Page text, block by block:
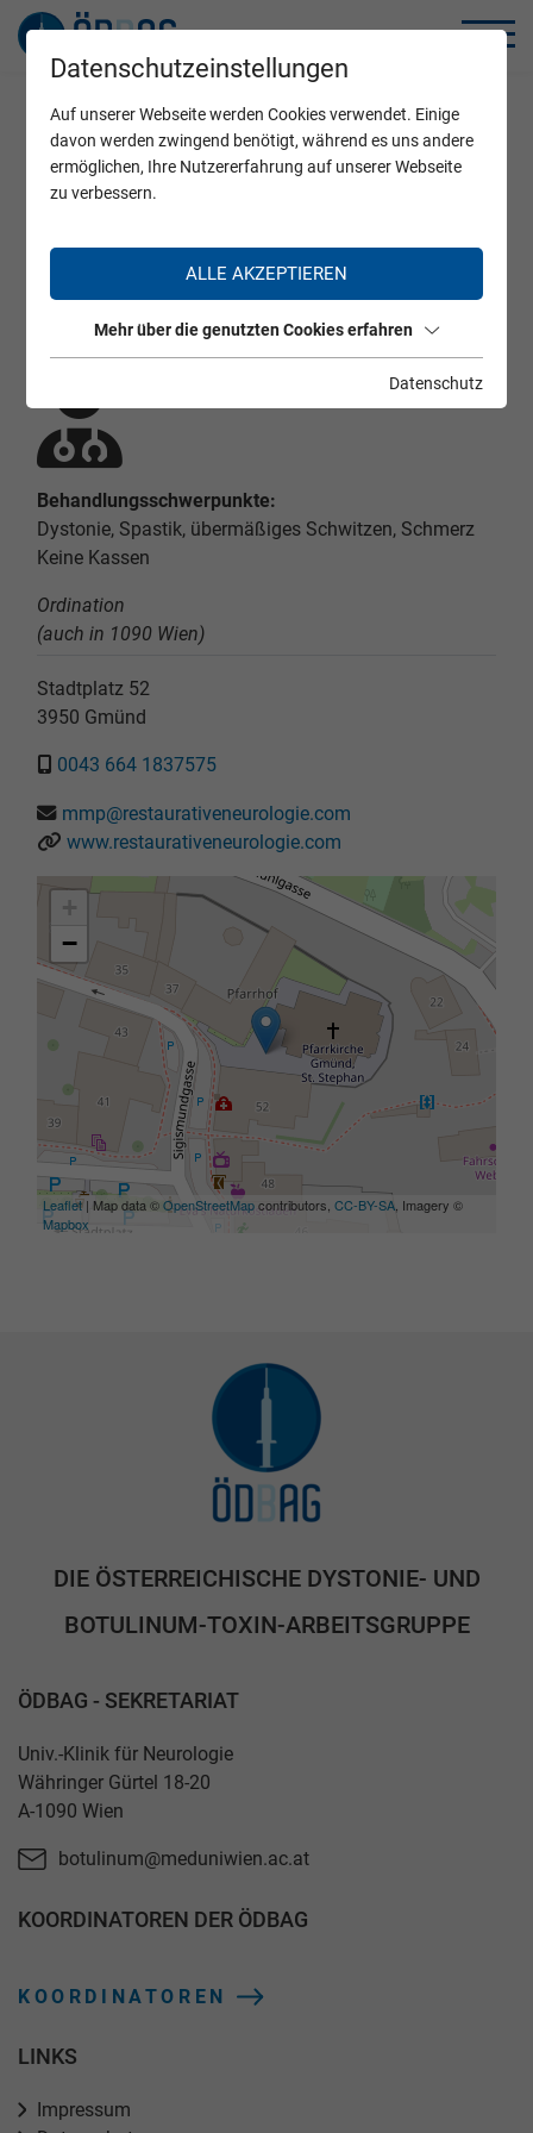
Home Zertifizierte Ärzte
Univ. Prof. Dr. Michaela Pinter
Behandlungsschwerpunkte:
Dystonie, Spastik, übermäßiges Schwitzen, Schmerz
Keine Kassen
Ordination
(auch in 1090 Wien)
Stadtplatz 52
3950 Gmünd
0043 664 1837575
mmp@restaurativeneurologie.com
www.restaurativeneurologie.com
−
Leaflet| Map data ©OpenStreetMapcontributors,CC-BY-SA , Imagery ©
Mapbox
DIE ÖSTERREICHISCHE DYSTONIE- UND
BOTULINUM-TOXIN-ARBEITSGRUPPE
ÖDBAG - SEKRETARIAT
Univ.-Klinik für Neurologie
Währinger Gürtel 18-20
A-1090 Wien
botulinum@meduniwien.ac.at
KOORDINATOREN DER ÖDBAG
KOORDINATOREN
LINKS
Impressum
Datenschutzeinstellungen
Auf unserer Webseite werden Cookies verwendet. Einige
davon werden zwingend benötigt, während es uns andere
ermöglichen, Ihre Nutzererfahrung auf unserer Webseite
zu verbessern.
ALLE AKZEPTIEREN
Mehr über die genutzten Cookies erfahren
Datenschutz